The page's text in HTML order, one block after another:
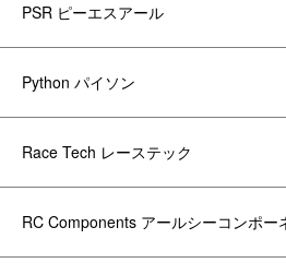
PSR ピーエスアール
Python パイソン
Race Tech レーステック
RC Components アールシーコンポー